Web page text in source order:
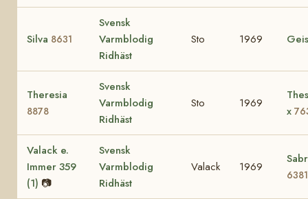
Silva 8631
Svensk
Varmblodig
Ridhäst
Sto 1969
Theresia
8878
Svensk
Varmblodig
Ridhäst
Sto 1969
x
Valack e.
Immer 359
(1) 📷
Svensk
Varmblodig
Ridhäst
Valack 1969
6381